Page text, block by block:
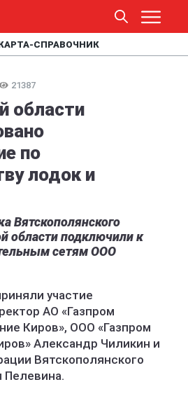
СПРАВОЧНИК
21387
области
по
лодок и
Вятскополянского
области подключили к
сетям ООО
участие
АО «Газпром
Киров», ООО «Газпром
Александр Чиликин и
Вятскополянского
Пелевина.